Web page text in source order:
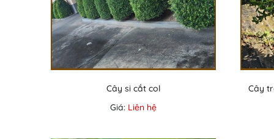
Cây si cắt col
Giá: Liên hệ
Cây